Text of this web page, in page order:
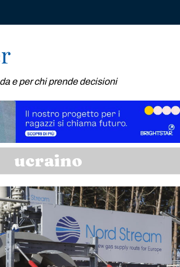
e per chi prende decisioni
ucraino